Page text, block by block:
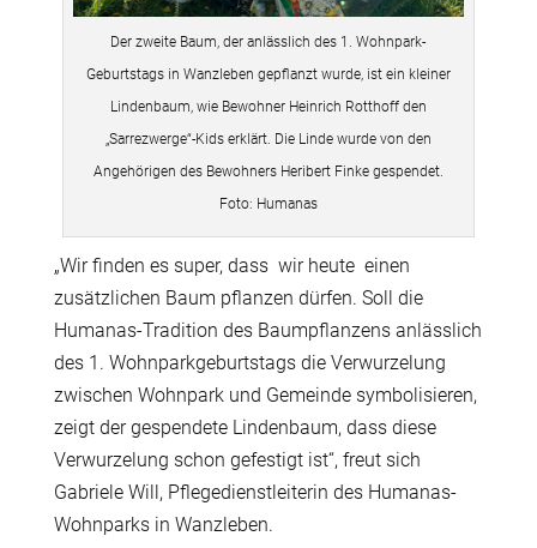
Der zweite Baum, der anlässlich des 1. Wohnpark-
Geburtstags in Wanzleben gepflanzt wurde, ist ein kleiner
Lindenbaum, wie Bewohner Heinrich Rotthoff den
„Sarrezwerge“-Kids erklärt. Die Linde wurde von den
Angehörigen des Bewohners Heribert Finke gespendet.
Foto: Humanas
„Wir finden es super, dass wir heute einen
zusätzlichen Baum pflanzen dürfen. Soll die
Humanas-Tradition des Baumpflanzens anlässlich
des 1. Wohnparkgeburtstags die Verwurzelung
zwischen Wohnpark und Gemeinde symbolisieren,
zeigt der gespendete Lindenbaum, dass diese
Verwurzelung schon gefestigt ist“, freut sich
Gabriele Will, Pflegedienstleiterin des Humanas-
Wohnparks in Wanzleben.